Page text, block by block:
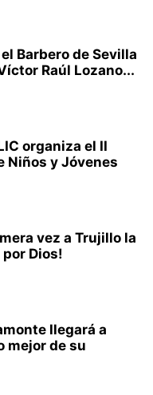
Barbero de Sevilla
Raúl Lozano...
organiza el II
Niños y Jóvenes
vez a Trujillo la
por Dios!
llegará a
mejor de su